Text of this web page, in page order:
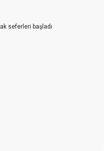
seferleri başladı